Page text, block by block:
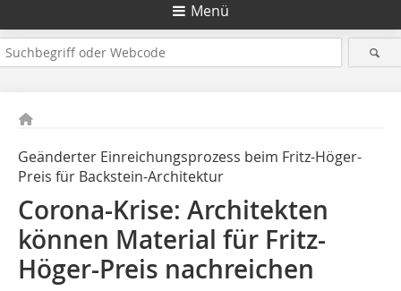
Menü
Geänderter Einreichungsprozess beim Fritz-Höger-
Preis für Backstein-Architektur
Corona-Krise: Architekten
können Material für Fritz-
Höger-Preis nachreichen